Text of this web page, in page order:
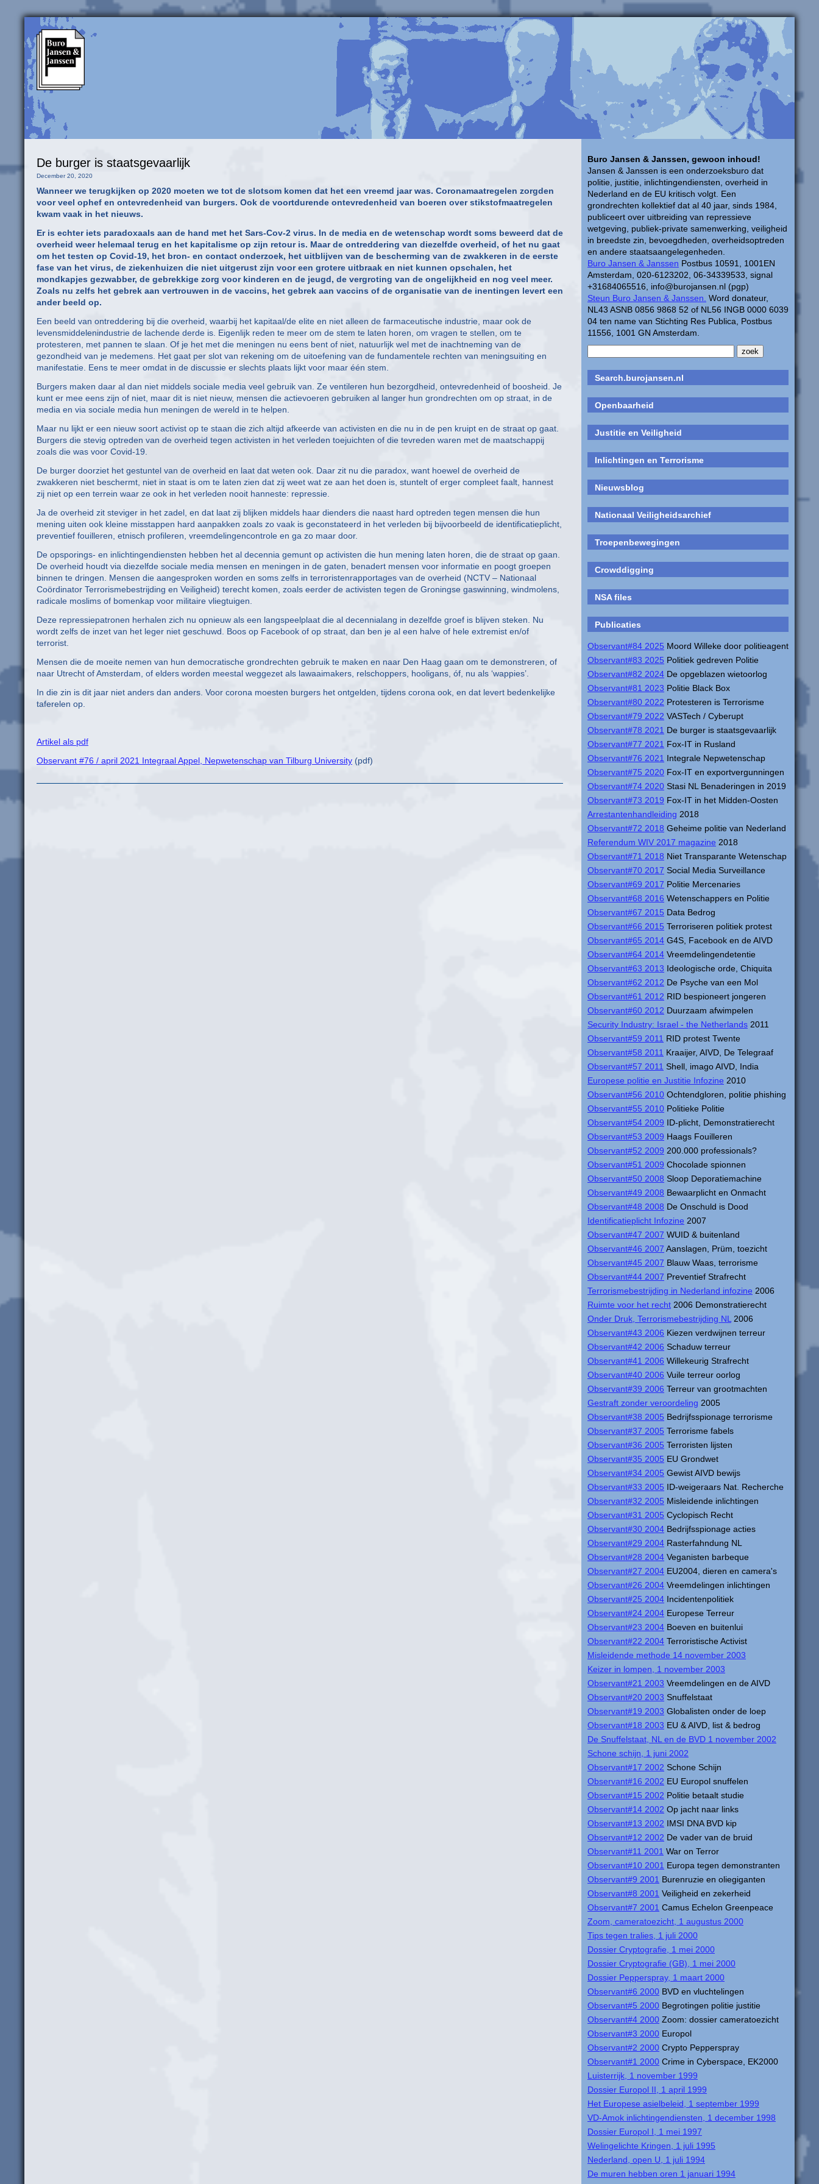
Buro Jansen & Janssen, gewoon inhoud!
Jansen & Janssen is een onderzoeksburo dat
politie, justitie, inlichtingendiensten, overheid in
Nederland en de EU kritisch volgt. Een
grondrechten kollektief dat al 40 jaar, sinds 1984,
publiceert over uitbreiding van repressieve
wetgeving, publiek-private samenwerking, veiligheid
in breedste zin, bevoegdheden, overheidsoptreden
en andere staatsaangelegenheden.
Buro Jansen & Janssen Postbus 10591, 1001EN
Amsterdam, 020-6123202, 06-34339533, signal
+31684065516, info@burojansen.nl (pgp)
Steun Buro Jansen & Janssen. Word donateur,
NL43 ASNB 0856 9868 52 of NL56 INGB 0000 6039
04 ten name van Stichting Res Publica, Postbus
11556, 1001 GN Amsterdam.
Search.burojansen.nl
Openbaarheid
Justitie en Veiligheid
Inlichtingen en Terrorisme
Nieuwsblog
Nationaal Veiligheidsarchief
Troepenbewegingen
Crowddigging
NSA files
Publicaties
Observant#84 2025 Moord Willeke door politieagent
Observant#83 2025 Politiek gedreven Politie
Observant#82 2024 De opgeblazen wietoorlog
Observant#81 2023 Politie Black Box
Observant#80 2022 Protesteren is Terrorisme
Observant#79 2022 VASTech / Cyberupt
Observant#78 2021 De burger is staatsgevaarlijk
Observant#77 2021 Fox-IT in Rusland
Observant#76 2021 Integrale Nepwetenschap
Observant#75 2020 Fox-IT en exportvergunningen
Observant#74 2020 Stasi NL Benaderingen in 2019
Observant#73 2019 Fox-IT in het Midden-Oosten
Arrestantenhandleiding 2018
Observant#72 2018 Geheime politie van Nederland
Referendum WIV 2017 magazine 2018
Observant#71 2018 Niet Transparante Wetenschap
Observant#70 2017 Social Media Surveillance
Observant#69 2017 Politie Mercenaries
Observant#68 2016 Wetenschappers en Politie
Observant#67 2015 Data Bedrog
Observant#66 2015 Terroriseren politiek protest
Observant#65 2014 G4S, Facebook en de AIVD
Observant#64 2014 Vreemdelingendetentie
Observant#63 2013 Ideologische orde, Chiquita
Observant#62 2012 De Psyche van een Mol
Observant#61 2012 RID bespioneert jongeren
Observant#60 2012 Duurzaam afwimpelen
Security Industry: Israel - the Netherlands 2011
Observant#59 2011 RID protest Twente
Observant#58 2011 Kraaijer, AIVD, De Telegraaf
Observant#57 2011 Shell, imago AIVD, India
Europese politie en Justitie Infozine 2010
Observant#56 2010 Ochtendgloren, politie phishing
Observant#55 2010 Politieke Politie
Observant#54 2009 ID-plicht, Demonstratierecht
Observant#53 2009 Haags Fouilleren
Observant#52 2009 200.000 professionals?
Observant#51 2009 Chocolade spionnen
Observant#50 2008 Sloop Deporatiemachine
Observant#49 2008 Bewaarplicht en Onmacht
Observant#48 2008 De Onschuld is Dood
Identificatieplicht Infozine 2007
Observant#47 2007 WUID & buitenland
Observant#46 2007 Aanslagen, Prüm, toezicht
Observant#45 2007 Blauw Waas, terrorisme
Observant#44 2007 Preventief Strafrecht
Terrorismebestrijding in Nederland infozine 2006
Ruimte voor het recht 2006 Demonstratierecht
Onder Druk, Terrorismebestrijding NL 2006
Observant#43 2006 Kiezen verdwijnen terreur
Observant#42 2006 Schaduw terreur
Observant#41 2006 Willekeurig Strafrecht
Observant#40 2006 Vuile terreur oorlog
Observant#39 2006 Terreur van grootmachten
Gestraft zonder veroordeling 2005
Observant#38 2005 Bedrijfsspionage terrorisme
Observant#37 2005 Terrorisme fabels
Observant#36 2005 Terroristen lijsten
Observant#35 2005 EU Grondwet
Observant#34 2005 Gewist AIVD bewijs
Observant#33 2005 ID-weigeraars Nat. Recherche
Observant#32 2005 Misleidende inlichtingen
Observant#31 2005 Cyclopisch Recht
Observant#30 2004 Bedrijfsspionage acties
Observant#29 2004 Rasterfahndung NL
Observant#28 2004 Veganisten barbeque
Observant#27 2004 EU2004, dieren en camera's
Observant#26 2004 Vreemdelingen inlichtingen
Observant#25 2004 Incidentenpolitiek
Observant#24 2004 Europese Terreur
Observant#23 2004 Boeven en buitenlui
Observant#22 2004 Terroristische Activist
Misleidende methode 14 november 2003
Keizer in lompen, 1 november 2003
Observant#21 2003 Vreemdelingen en de AIVD
Observant#20 2003 Snuffelstaat
Observant#19 2003 Globalisten onder de loep
Observant#18 2003 EU & AIVD, list & bedrog
De Snuffelstaat, NL en de BVD 1 november 2002
Schone schijn, 1 juni 2002
Observant#17 2002 Schone Schijn
Observant#16 2002 EU Europol snuffelen
Observant#15 2002 Politie betaalt studie
Observant#14 2002 Op jacht naar links
Observant#13 2002 IMSI DNA BVD kip
Observant#12 2002 De vader van de bruid
Observant#11 2001 War on Terror
Observant#10 2001 Europa tegen demonstranten
Observant#9 2001 Burenruzie en oliegiganten
Observant#8 2001 Veiligheid en zekerheid
Observant#7 2001 Camus Echelon Greenpeace
Zoom, cameratoezicht, 1 augustus 2000
Tips tegen tralies, 1 juli 2000
Dossier Cryptografie, 1 mei 2000
Dossier Cryptografie (GB), 1 mei 2000
Dossier Pepperspray, 1 maart 2000
Observant#6 2000 BVD en vluchtelingen
Observant#5 2000 Begrotingen politie justitie
Observant#4 2000 Zoom: dossier cameratoezicht
Observant#3 2000 Europol
Observant#2 2000 Crypto Pepperspray
Observant#1 2000 Crime in Cyberspace, EK2000
Luisterrijk, 1 november 1999
Dossier Europol II, 1 april 1999
Het Europese asielbeleid, 1 september 1999
VD-Amok inlichtingendiensten, 1 december 1998
Dossier Europol I, 1 mei 1997
Welingelichte Kringen, 1 juli 1995
Nederland, open U, 1 juli 1994
De muren hebben oren 1 januari 1994
De burger is staatsgevaarlijk
December 20, 2020
Wanneer we terugkijken op 2020 moeten we tot de slotsom komen dat het een vreemd jaar was. Coronamaatregelen zorgden
voor veel ophef en ontevredenheid van burgers. Ook de voortdurende ontevredenheid van boeren over stikstofmaatregelen
kwam vaak in het nieuws.
Er is echter iets paradoxaals aan de hand met het Sars-Cov-2 virus. In de media en de wetenschap wordt soms beweerd dat de
overheid weer helemaal terug en het kapitalisme op zijn retour is. Maar de ontreddering van diezelfde overheid, of het nu gaat
om het testen op Covid-19, het bron- en contact onderzoek, het uitblijven van de bescherming van de zwakkeren in de eerste
fase van het virus, de ziekenhuizen die niet uitgerust zijn voor een grotere uitbraak en niet kunnen opschalen, het
mondkapjes gezwabber, de gebrekkige zorg voor kinderen en de jeugd, de vergroting van de ongelijkheid en nog veel meer.
Zoals nu zelfs het gebrek aan vertrouwen in de vaccins, het gebrek aan vaccins of de organisatie van de inentingen levert een
ander beeld op.
Een beeld van ontreddering bij die overheid, waarbij het kapitaal/de elite en niet alleen de farmaceutische industrie, maar ook de
levensmiddelenindustrie de lachende derde is. Eigenlijk reden te meer om de stem te laten horen, om vragen te stellen, om te
protesteren, met pannen te slaan. Of je het met die meningen nu eens bent of niet, natuurlijk wel met de inachtneming van de
gezondheid van je medemens. Het gaat per slot van rekening om de uitoefening van de fundamentele rechten van meningsuiting en
manifestatie. Eens te meer omdat in de discussie er slechts plaats lijkt voor maar één stem.
Burgers maken daar al dan niet middels sociale media veel gebruik van. Ze ventileren hun bezorgdheid, ontevredenheid of boosheid. Je
kunt er mee eens zijn of niet, maar dit is niet nieuw, mensen die actievoeren gebruiken al langer hun grondrechten om op straat, in de
media en via sociale media hun meningen de wereld in te helpen.
Maar nu lijkt er een nieuw soort activist op te staan die zich altijd afkeerde van activisten en die nu in de pen kruipt en de straat op gaat.
Burgers die stevig optreden van de overheid tegen activisten in het verleden toejuichten of die tevreden waren met de maatschappij
zoals die was voor Covid-19.
De burger doorziet het gestuntel van de overheid en laat dat weten ook. Daar zit nu die paradox, want hoewel de overheid de
zwakkeren niet beschermt, niet in staat is om te laten zien dat zij weet wat ze aan het doen is, stuntelt of erger compleet faalt, hannest
zij niet op een terrein waar ze ook in het verleden nooit hanneste: repressie.
Ja de overheid zit steviger in het zadel, en dat laat zij blijken middels haar dienders die naast hard optreden tegen mensen die hun
mening uiten ook kleine misstappen hard aanpakken zoals zo vaak is geconstateerd in het verleden bij bijvoorbeeld de identificatieplicht,
preventief fouilleren, etnisch profileren, vreemdelingencontrole en ga zo maar door.
De opsporings- en inlichtingendiensten hebben het al decennia gemunt op activisten die hun mening laten horen, die de straat op gaan.
De overheid houdt via diezelfde sociale media mensen en meningen in de gaten, benadert mensen voor informatie en poogt groepen
binnen te dringen. Mensen die aangesproken worden en soms zelfs in terroristenrapportages van de overheid (NCTV – Nationaal
Coördinator Terrorismebestrijding en Veiligheid) terecht komen, zoals eerder de activisten tegen de Groningse gaswinning, windmolens,
radicale moslims of bomenkap voor militaire vliegtuigen.
Deze repressiepatronen herhalen zich nu opnieuw als een langspeelplaat die al decennialang in dezelfde groef is blijven steken. Nu
wordt zelfs de inzet van het leger niet geschuwd. Boos op Facebook of op straat, dan ben je al een halve of hele extremist en/of
terrorist.
Mensen die de moeite nemen van hun democratische grondrechten gebruik te maken en naar Den Haag gaan om te demonstreren, of
naar Utrecht of Amsterdam, of elders worden meestal weggezet als lawaaimakers, relschoppers, hooligans, óf, nu als ‘wappies’.
In die zin is dit jaar niet anders dan anders. Voor corona moesten burgers het ontgelden, tijdens corona ook, en dat levert bedenkelijke
taferelen op.
Artikel als pdf
Observant #76 / april 2021 Integraal Appel, Nepwetenschap van Tilburg University (pdf)